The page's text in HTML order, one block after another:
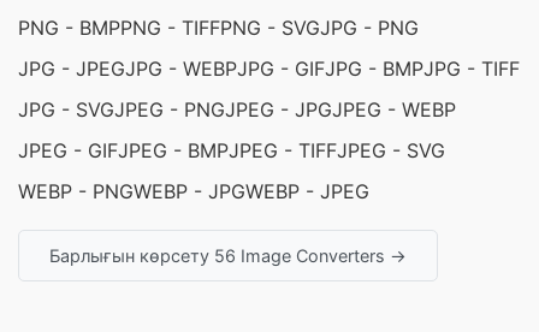
PNG - BMPPNG - TIFFPNG - SVGJPG - PNG
JPG - JPEGJPG - WEBPJPG - GIFJPG - BMPJPG - TIFF
JPG - SVGJPEG - PNGJPEG - JPGJPEG - WEBP
JPEG - GIFJPEG - BMPJPEG - TIFFJPEG - SVG
WEBP - PNGWEBP - JPGWEBP - JPEG
Барлығын көрсету 56 Image Converters →